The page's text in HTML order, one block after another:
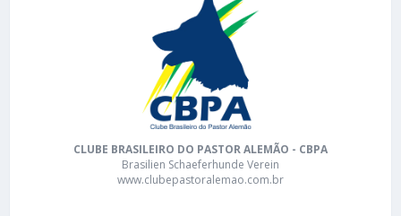
CLUBE BRASILEIRO DO PASTOR ALEMÃO - CBPA
Brasilien Schaeferhunde Verein
www.clubepastoralemao.com.br